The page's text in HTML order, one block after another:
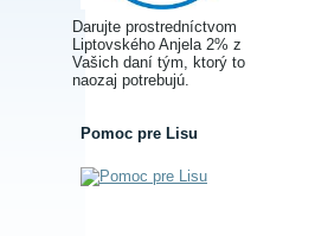
Darujte prostredníctvom
Liptovského Anjela 2% z
Vašich daní tým, ktorý to
naozaj potrebujú.
Pomoc pre Lisu